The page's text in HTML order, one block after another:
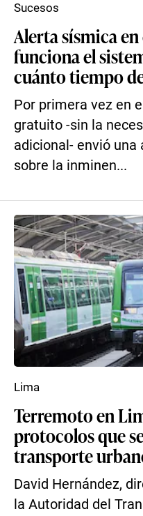
Alerta sísmica
funciona el
cuánto tiempo
Por primera vez en
gratuito -sin la
adicional- envió
sobre la inminen...
Sucesos
Terremoto en
protocolos que
transporte
David Hernández,
la Autoridad del
Lima